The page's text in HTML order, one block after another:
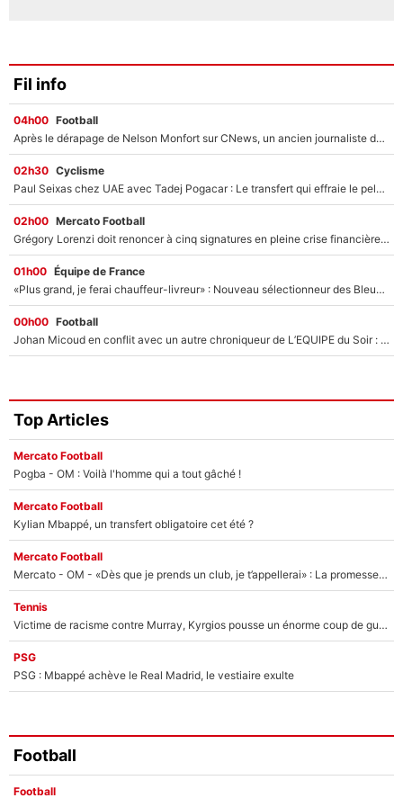
Fil info
04h00 Football
Après le dérapage de Nelson Monfort sur CNews, un ancien journaliste de France Télévisions relance la polémique sur les incendies en Gironde
02h30 Cyclisme
Paul Seixas chez UAE avec Tadej Pogacar : Le transfert qui effraie le peloton, «c’est la pire des choses qui puisse arriver»
02h00 Mercato Football
Grégory Lorenzi doit renoncer à cinq signatures en pleine crise financière : L’IA propose sept noms à l’OM pour un mercato réussi... à seulement 5M€ !
01h00 Équipe de France
«Plus grand, je ferai chauffeur-livreur» : Nouveau sélectionneur des Bleus, Zinédine Zidane s’était imaginé un avenir très différent lorsqu'il était enfant
00h00 Football
Johan Micoud en conflit avec un autre chroniqueur de L’EQUIPE du Soir : «Pendant un moment, je ne les ai pas remis ensemble dans l'émission»
Top Articles
Mercato Football
Pogba - OM : Voilà l'homme qui a tout gâché !
Mercato Football
Kylian Mbappé, un transfert obligatoire cet été ?
Mercato Football
Mercato - OM - «Dès que je prends un club, je t’appellerai» : La promesse de Marcelino au moment de claquer la porte
Tennis
Victime de racisme contre Murray, Kyrgios pousse un énorme coup de gueule !
PSG
PSG : Mbappé achève le Real Madrid, le vestiaire exulte
Football
Football